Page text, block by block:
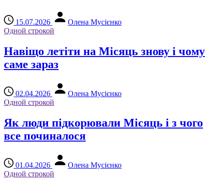
15.07.2026
Олена Мусієнко
Одной строкой
Навіщо летіти на Місяць знову і чому
саме зараз
02.04.2026
Олена Мусієнко
Одной строкой
Як люди підкорювали Місяць і з чого
все починалося
01.04.2026
Олена Мусієнко
Одной строкой